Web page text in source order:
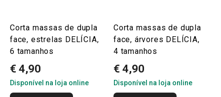
Corta massas de dupla
face, estrelas DELÍCIA,
6 tamanhos
€ 4,90
Disponível na loja online
Corta massas de dupla
face, árvores DELÍCIA,
4 tamanhos
€ 4,90
Disponível na loja online